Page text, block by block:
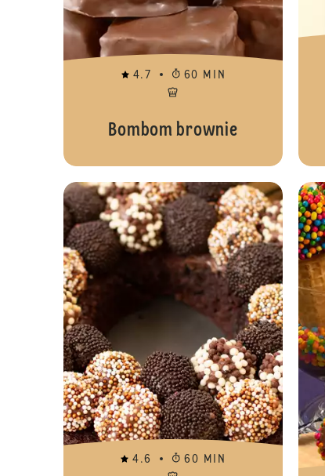
4.7 60 MIN
Bombom brownie
4.6 60 MIN